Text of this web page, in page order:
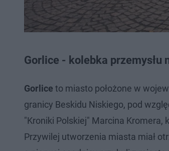
Gorlice - kolebka przemysłu
Gorlice to miasto położone w
granicy Beskidu Niskiego, pod
"Kroniki Polskiej" Marcina Kromera,
Przywilej utworzenia miasta miał